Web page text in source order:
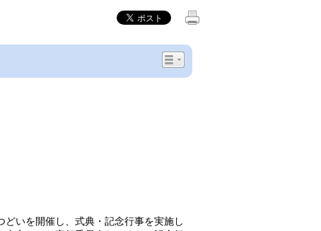
いを開催し、式典・記念行事を実施し